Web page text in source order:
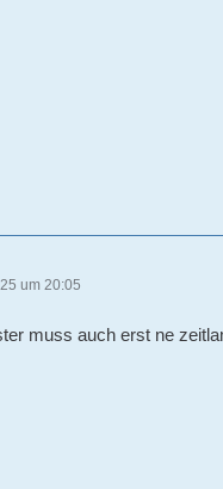
um 20:05
muss auch erst ne